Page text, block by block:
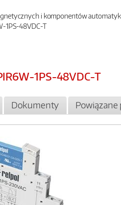
i komponentów
1PS-48VDC-T
1PS-48VDC-T
Dokumenty